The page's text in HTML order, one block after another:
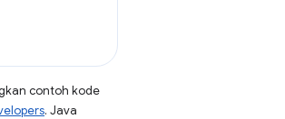
contoh kode
. Java